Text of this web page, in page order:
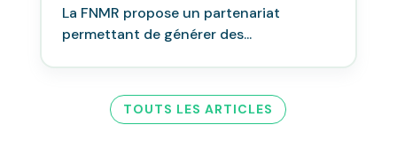
La FNMR propose un partenariat
permettant de générer des...
TOUTS LES ARTICLES